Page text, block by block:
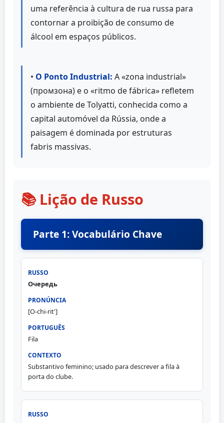
uma referência à cultura de rua russa para
contornar a proibição de consumo de
álcool em espaços públicos.
• O Ponto Industrial: A «zona industrial»
(промзона) e o «ritmo de fábrica» refletem
o ambiente de Tolyatti, conhecida como a
capital automóvel da Rússia, onde a
paisagem é dominada por estruturas
fabris massivas.
📚 Lição de Russo
Parte 1: Vocabulário Chave
Очередь
[O-chi-rit']
Fila
Substantivo feminino; usado para descrever a fila à
porta do clube.